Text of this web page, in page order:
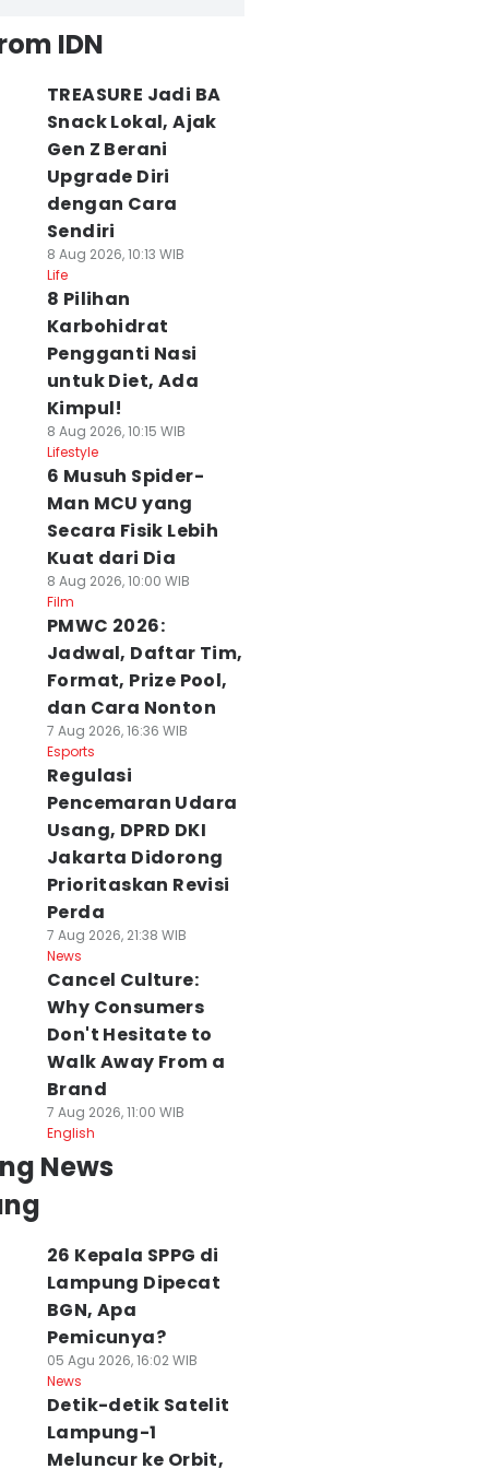
IDN
TREASURE Jadi BA
Snack Lokal, Ajak
Gen Z Berani
Upgrade Diri
dengan Cara
Sendiri
8 Aug 2026, 10:13 WIB
Life
8 Pilihan
Karbohidrat
Pengganti Nasi
untuk Diet, Ada
Kimpul!
8 Aug 2026, 10:15 WIB
Lifestyle
6 Musuh Spider-
Man MCU yang
Secara Fisik Lebih
Kuat dari Dia
8 Aug 2026, 10:00 WIB
Film
PMWC 2026:
Jadwal, Daftar Tim,
Format, Prize Pool,
dan Cara Nonton
7 Aug 2026, 16:36 WIB
Esports
Regulasi
Pencemaran Udara
Usang, DPRD DKI
Jakarta Didorong
Prioritaskan Revisi
Perda
7 Aug 2026, 21:38 WIB
News
Cancel Culture:
Why Consumers
Don't Hesitate to
Walk Away From a
Brand
7 Aug 2026, 11:00 WIB
English
News
26 Kepala SPPG di
Lampung Dipecat
BGN, Apa
Pemicunya?
05 Agu 2026, 16:02 WIB
News
Detik-detik Satelit
Lampung-1
Meluncur ke Orbit,